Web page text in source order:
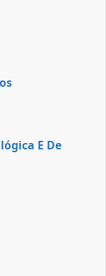
E De